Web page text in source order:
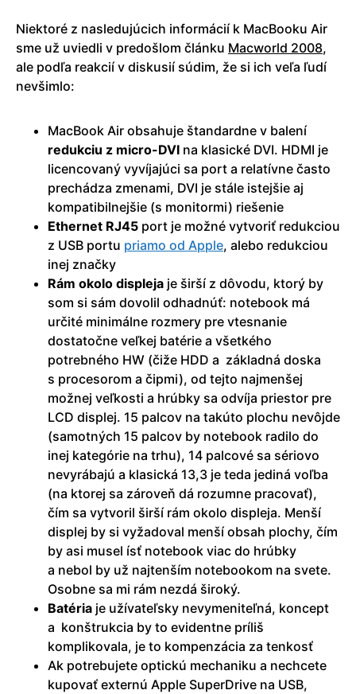
Niektoré z nasledujúcich informácií k MacBooku Air
sme už uviedli v predošlom článku Macworld 2008,
ale podľa reakcií v diskusií súdim, že si ich veľa ľudí
nevšimlo:
MacBook Air obsahuje štandardne v balení
redukciu z micro-DVI na klasické DVI. HDMI je
licencovaný vyvíjajúci sa port a relatívne často
prechádza zmenami, DVI je stále istejšie aj
kompatibilnejšie (s monitormi) riešenie
Ethernet RJ45 port je možné vytvoriť redukciou
z USB portu priamo od Apple, alebo redukciou
inej značky
Rám okolo displeja je širší z dôvodu, ktorý by
som si sám dovolil odhadnúť: notebook má
určité minimálne rozmery pre vtesnanie
dostatočne veľkej batérie a všetkého
potrebného HW (čiže HDD a základná doska
s procesorom a čipmi), od tejto najmenšej
možnej veľkosti a hrúbky sa odvíja priestor pre
LCD displej. 15 palcov na takúto plochu nevôjde
(samotných 15 palcov by notebook radilo do
inej kategórie na trhu), 14 palcové sa sériovo
nevyrábajú a klasická 13,3 je teda jediná voľba
(na ktorej sa zároveň dá rozumne pracovať),
čím sa vytvoril širší rám okolo displeja. Menší
displej by si vyžadoval menší obsah plochy, čím
by asi musel ísť notebook viac do hrúbky
a nebol by už najtenším notebookom na svete.
Osobne sa mi rám nezdá široký.
Batéria je užívateľsky nevymeniteľná, koncept
a konštrukcia by to evidentne príliš
komplikovala, je to kompenzácia za tenkosť
Ak potrebujete optickú mechaniku a nechcete
kupovať externú Apple SuperDrive na USB,